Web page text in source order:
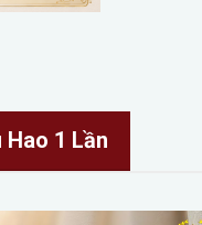
1 Lần